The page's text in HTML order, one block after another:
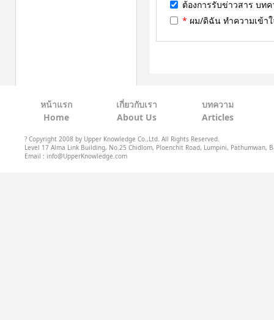
ต้องการรับข่าวสาร บท
* ผม/ดิฉัน ทำความเข้า
หน้าแรก
Home
เกี่ยวกับเรา
About Us
บทความ
Articles
? Copyright 2008 by Upper Knowledge Co.,Ltd. All Rights Reserved.
Level 17 Alma Link Building, No.25 Chidlom, Ploenchit Road, Lumpini, Pathumwan,
Email : info@UpperKnowledge.com